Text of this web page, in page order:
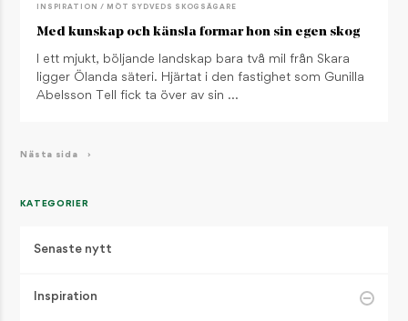
INSPIRATION / MÖT SYDVEDS SKOGSÄGARE
Med kunskap och känsla formar hon sin egen skog
I ett mjukt, böljande landskap bara två mil från Skara
ligger Ölanda säteri. Hjärtat i den fastighet som Gunilla
Abelsson Tell fick ta över av sin …
Nästa sida ›
KATEGORIER
Senaste nytt
Inspiration